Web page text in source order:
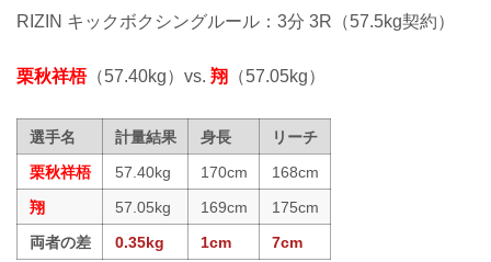
RIZIN キックボクシングルール：3分 3R（57.5kg契約）
栗秋祥梧（57.40kg）vs. 翔 （57.05kg）
選手名 計量結果 身長
リーチ
栗秋祥梧
57.40kg 170cm
168cm
翔
57.05kg 169cm
175cm
両者の差
0.35kg 1cm 7cm